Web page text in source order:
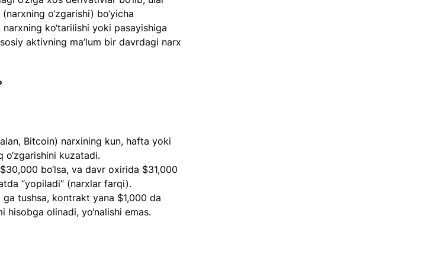
o‘zgarishi) bo‘yicha
ko‘tarilishi yoki pasayishiga
aktivning ma’lum bir davrdagi narx
kuzatadi.
“yopiladi” (narxlar farqi).
hisobga olinadi, yo‘nalishi emas.